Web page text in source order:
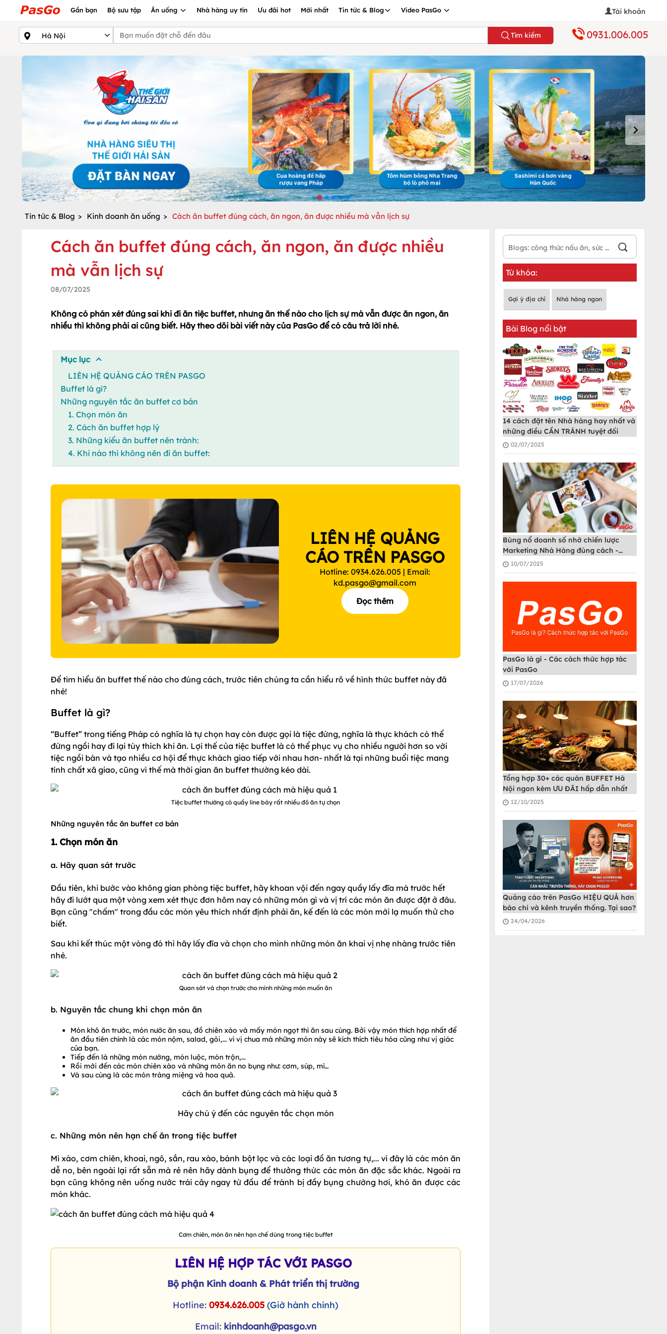
Gần bạn Bộ sưu tập Ăn uống Nhà hàng uy tín Ưu đãi hot Mới nhất Tin tức & Blog Video PasGo Tài khoản
Tìm kiếm 0931.006.005
Tin tức & Blog > Kinh doanh ăn uống > Cách ăn buffet đúng cách, ăn ngon, ăn được nhiều mà vẫn lịch sự
Cách ăn buffet đúng cách, ăn ngon, ăn được nhiều
mà vẫn lịch sự
08/07/2025
Không có phán xét đúng sai khi đi ăn tiệc buffet, nhưng ăn thế nào cho lịch sự mà vẫn được ăn ngon, ăn
nhiều thì không phải ai cũng biết. Hãy theo dõi bài viết này của PasGo để có câu trả lời nhé.
Mục lục
LIÊN HỆ QUẢNG CÁO TRÊN PASGO
Buffet là gì?
Những nguyên tắc ăn buffet cơ bản
1. Chọn món ăn
2. Cách ăn buffet hợp lý
3. Những kiểu ăn buffet nên tránh:
4. Khi nào thì không nên đi ăn buffet:
LIÊN HỆ QUẢNG
CÁO TRÊN PASGO
Hotline: 0934.626.005 | Email:
kd.pasgo@gmail.com
Đọc thêm
Để tìm hiểu ăn buffet thế nào cho đúng cách, trước tiên chúng ta cần hiểu rõ về hình thức buffet này đã
nhé!
Buffet là gì?
“Buffet” trong tiếng Pháp có nghĩa là tự chọn hay còn được gọi là tiệc đứng, nghĩa là thực khách có thể
đứng ngồi hay đi lại tùy thích khi ăn. Lợi thế của tiệc buffet là có thể phục vụ cho nhiều người hơn so với
tiệc ngồi bàn và tạo nhiều cơ hội để thực khách giao tiếp với nhau hơn- nhất là tại những buổi tiệc mang
tính chất xã giao, cũng vì thế mà thời gian ăn buffet thường kéo dài.
Tiệc buffet thường có quầy line bày rất nhiều đô ăn tự chọn
Những nguyên tắc ăn buffet cơ bản
1. Chọn món ăn
a. Hãy quan sát trước
Đầu tiên, khi bước vào không gian phòng tiệc buffet, hãy khoan vội đến ngay quầy lấy đĩa mà trước hết
hãy đi lướt qua một vòng xem xét thực đơn hôm nay có những món gì và vị trí các món ăn được đặt ở đâu.
Bạn cũng "chấm" trong đầu các món yêu thích nhất định phải ăn, kế đến là các món mới lạ muốn thử cho
biết.
Sau khi kết thúc một vòng đó thì hãy lấy đĩa và chọn cho mình những món ăn khai vị nhẹ nhàng trước tiên
nhé.
Quan sát và chọn trước cho mình những món muốn ăn
b. Nguyên tắc chung khi chọn món ăn
Món khô ăn trước, món nước ăn sau, đồ chiên xào và mấy món ngọt thì ăn sau cùng. Bởi vậy món thích hợp nhất để
ăn đầu tiên chính là các món nộm, salad, gỏi,... vì vị chua mà những món này sẽ kích thích tiêu hóa cũng như vị giác
của bạn.
Tiếp đến là những món nướng, món luộc, món trộn,...
Rồi mới đến các món chiên xào và những món ăn no bụng như: cơm, súp, mì…
Và sau cùng là các món tráng miệng và hoa quả.
Hãy chú ý đến các nguyên tắc chọn món
c. Những món nên hạn chế ăn trong tiệc buffet
Mì xào, cơm chiên, khoai, ngô, sắn, rau xào, bánh bột lọc và các loại đồ ăn tương tự,... vì đây là các món ăn
dễ no, bên ngoài lại rất sẵn mà rẻ nên hãy dành bụng để thưởng thức các món ăn đặc sắc khác. Ngoài ra
bạn cũng không nên uống nước trái cây ngay từ đầu để tránh bị đầy bụng chướng hơi, khó ăn được các
món khác.
Cơm chiên, món ăn nên hạn chế dùng trong tiệc buffet
LIÊN HỆ HỢP TÁC VỚI PASGO
Bộ phận Kinh doanh & Phát triển thị trường
Hotline: 0934.626.005 (Giờ hành chính)
Email: kinhdoanh@pasgo.vn
Từ khóa:
Gợi ý địa chỉ Nhà hàng ngon
Bài Blog nổi bật
14 cách đặt tên Nhà hàng hay nhất và
những điều CẦN TRÁNH tuyệt đối
02/07/2025
Bùng nổ doanh số nhờ chiến lược
Marketing Nhà Hàng đúng cách -
PasGo
10/07/2025
PasGo là gì - Các cách thức hợp tác
với PasGo
17/07/2026
Tổng hợp 30+ các quán BUFFET Hà
Nội ngon kèm ƯU ĐÃI hấp dẫn nhất
12/10/2025
Quảng cáo trên PasGo HIỆU QUẢ hơn
báo chí và kênh truyền thống. Tại sao?
24/04/2026